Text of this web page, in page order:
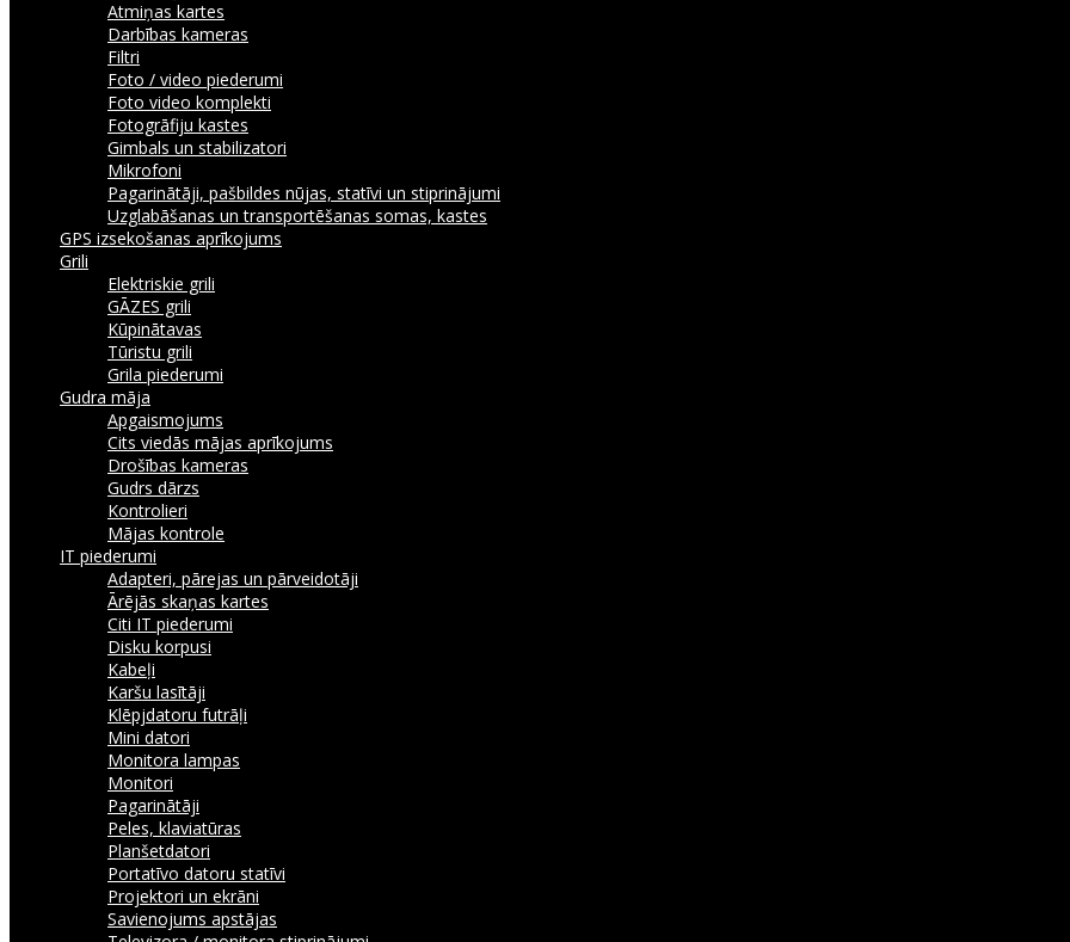
Atmiņas kartes
Darbības kameras
Filtri
Foto / video piederumi
Foto video komplekti
Fotogrāfiju kastes
Gimbals un stabilizatori
Mikrofoni
Pagarinātāji, pašbildes nūjas, statīvi un stiprinājumi
Uzglabāšanas un transportēšanas somas, kastes
GPS izsekošanas aprīkojums
Grili
Elektriskie grili
GĀZES grili
Kūpinātavas
Tūristu grili
Grila piederumi
Gudra māja
Apgaismojums
Cits viedās mājas aprīkojums
Drošības kameras
Gudrs dārzs
Kontrolieri
Mājas kontrole
IT piederumi
Adapteri, pārejas un pārveidotāji
Ārējās skaņas kartes
Citi IT piederumi
Disku korpusi
Kabeļi
Karšu lasītāji
Klēpjdatoru futrāļi
Mini datori
Monitora lampas
Monitori
Pagarinātāji
Peles, klaviatūras
Planšetdatori
Portatīvo datoru statīvi
Projektori un ekrāni
Savienojums apstājas